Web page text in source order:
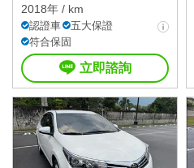
2018年 / km
認證車
五大保證
符合保固
立即諮詢